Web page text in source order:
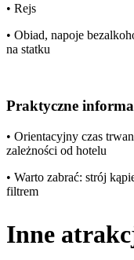
• Rejs
• Obiad, napoje
na statku
Praktyczne
• Orientacyjny czas
zależności od hotelu
• Warto zabrać: strój
filtrem
Inne